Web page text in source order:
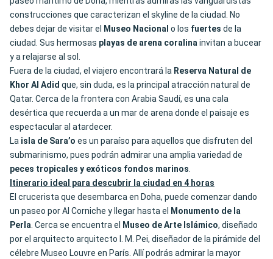
construcciones que caracterizan el skyline de la ciudad. No
debes dejar de visitar el
Museo Nacional o los fuertes de la
ciudad. Sus hermosas playas de arena coralinainvitan a bucear
y a relajarse al sol.
Fuera de la ciudad, el viajero encontrará la Reserva Natural de
Khor Al Adid que, sin duda, es la principal atracción natural de
Qatar. Cerca de la frontera con Arabia Saudí, es una cala
desértica que recuerda a un mar de arena donde el paisaje es
espectacular al atardecer.
La isla de Sara’o es un paraíso para aquellos que disfruten del
submarinismo, pues podrán admirar una amplia variedad de
peces tropicales y exóticos fondos marinos.
Itinerario ideal para descubrir la ciudad en 4 horas
El crucerista que desembarca en Doha, puede comenzar dando
un paseo por Al Corniche y llegar hasta el
Monumento de la
Perla. Cerca se encuentra el Museo de Arte Islámico, diseñado
por el arquitecto arquitecto I. M. Pei, diseñador de la pirámide del
célebre Museo Louvre en París. Allí podrás admirar la mayor